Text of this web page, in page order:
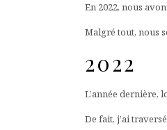
En 2022, nous
Malgré tout, nous
2022
L’année dernière,
De fait, j’ai